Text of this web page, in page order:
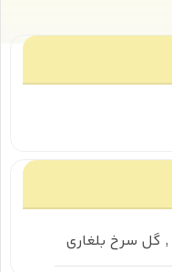
, گل سرخ بلغاری